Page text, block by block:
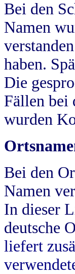
Bei den
Namen
haben.
Die
Fällen bei
wurden
Bei den
Namen
In dieser
deutsche
liefert